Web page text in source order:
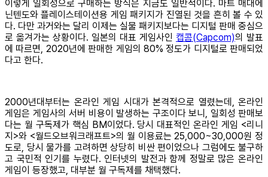
이렇게 일회성으로 구매하는 방식은 지금도 일반적이다. 마트 매대에
닌텐도와 플레이스테이션용 게임 패키지가 진열된 것을 흔히 볼 수 있
다. 다만 과거와는 달리 이제는 실물 패키지보다는 디지털 판매 중심으
로 옮겨가는 상황이다. 일본의 대표 게임사인 캡콤(Capcom)의 발표
에 따르면, 2020년에 판매한 게임의 80% 정도가 디지털로 판매되었
다고 한다.
2000년대부터는 온라인 게임 시대가 본격적으로 열렸는데, 온라인
게임은 게임사의 서버 비용이 발생하는 구조이다 보니, 일회성 판매보
다는 월 구독제가 핵심 BM이었다. 당시 대표적인 온라인 게임 <리니
지>와 <월드오브워크래프트>의 월 이용료는 25,000~30,000원 정
도로, 당시 물가를 고려하면 상당히 비싼 편이었으나 그럼에도 불구하
고 국민적 인기를 누렸다. 인터넷의 발전과 함께 정말로 많은 온라인
게임이 등장했고, 대부분 월 구독제를 채택했다.